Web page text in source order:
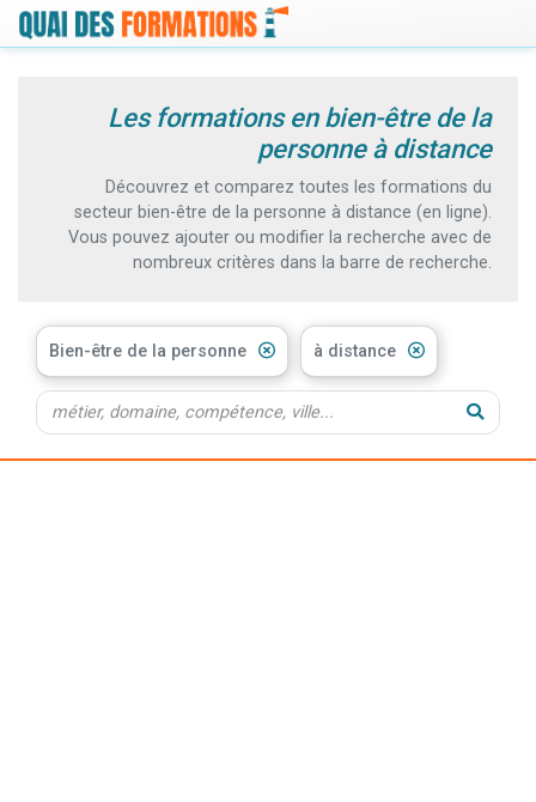
Les formations en bien-être de la
personne à distance
Découvrez et comparez toutes les formations du
secteur bien-être de la personne à distance (en ligne).
Vous pouvez ajouter ou modifier la recherche avec de
nombreux critères dans la barre de recherche.
Bien-être de la personne à distance